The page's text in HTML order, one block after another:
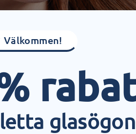
Välkommen!
glasögon